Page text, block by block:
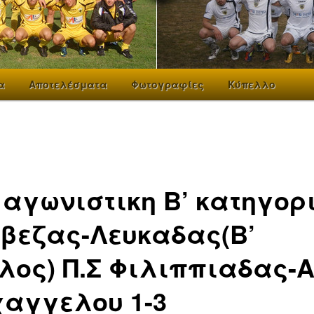
Αποτελέσματα Φωτογραφίες Κύπελλο
Β’
Λευκαδας(Β’
Π.Σ Φιλιππιαδας-
1-3